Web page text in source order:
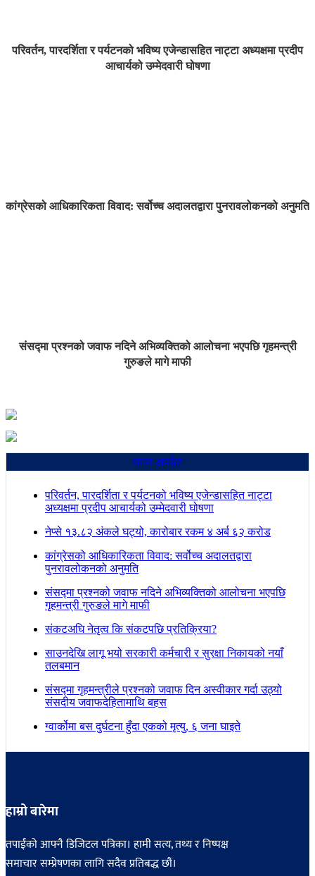
परिवर्तन, पारदर्शिता र पर्यटनको भविष्य एजेन्डासहित नाट्टा अध्यक्षमा प्रदीप
आचार्यको उम्मेदवारी घोषणा
कांग्रेसको आधिकारिकता विवाद: सर्वोच्च अदालतद्वारा पुनरावलोकनको अनुमति
संसद्मा प्रश्नको जवाफ नदिने अभिव्यक्तिको आलोचना भएपछि गृहमन्त्री
गुरुङले मागे माफी
ताजा अपडेट
परिवर्तन, पारदर्शिता र पर्यटनको भविष्य एजेन्डासहित नाट्टा
अध्यक्षमा प्रदीप आचार्यको उम्मेदवारी घोषणा
नेप्से १३.८२ अंकले घट्यो, कारोबार रकम ४ अर्ब ६२ करोड
कांग्रेसको आधिकारिकता विवाद: सर्वोच्च अदालतद्वारा
पुनरावलोकनको अनुमति
संसद्मा प्रश्नको जवाफ नदिने अभिव्यक्तिको आलोचना भएपछि
गृहमन्त्री गुरुङले मागे माफी
संकटअघि नेतृत्व कि संकटपछि प्रतिक्रिया?
साउनदेखि लागू भयो सरकारी कर्मचारी र सुरक्षा निकायको नयाँ
तलबमान
संसद्मा गृहमन्त्रीले प्रश्नको जवाफ दिन अस्वीकार गर्दा उठ्यो
संसदीय जवाफदेहितामाथि बहस
ग्वार्कोमा बस दुर्घटना हुँदा एकको मृत्यु, ६ जना घाइते
हाम्रो बारेमा
तपाईंको आफ्नै डिजिटल पत्रिका। हामी सत्य, तथ्य र निष्पक्ष
समाचार सम्प्रेषणका लागि सदैव प्रतिबद्ध छौं।